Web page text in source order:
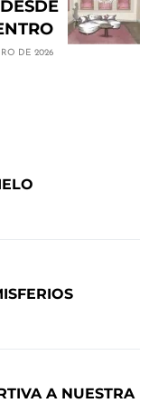
DE 2026
A NUESTRA